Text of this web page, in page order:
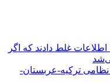
غلط دادند که اگر
نظامی ترکیه-عربستان-